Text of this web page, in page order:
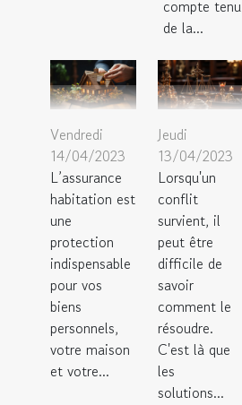
compte tenu
de la...
Vendredi
14/04/2023
L’assurance
habitation est
une
protection
indispensable
pour vos
biens
personnels,
votre maison
et votre...
Jeudi
13/04/2023
Lorsqu'un
conflit
survient, il
peut être
difficile de
savoir
comment le
résoudre.
C'est là que
les
solutions...